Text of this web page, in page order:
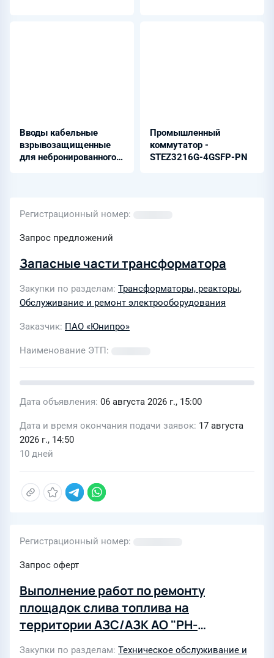
Вводы кабельные
взрывозащищенные
для небронированного
Промышленный
коммутатор -
STEZ3216G-4GSFP-PN
Регистрационный номер
Запрос предложений
Запасные части трансформатора
Закупки по разделам Трансформаторы, реакторы,
Обслуживание и ремонт электрооборудования
Заказчик ПАО «Юнипро»
Наименование ЭТП
Дата объявления 06 августа 2026 г., 15:00
Дата и время окончания подачи заявок 17 августа
2026 г., 14:50
10 дней
Регистрационный номер
Запрос оферт
Выполнение работ по ремонту
площадок слива топлива на
территории АЗС/АЗК АО "РН-
Закупки по разделам Техническое обслуживание и